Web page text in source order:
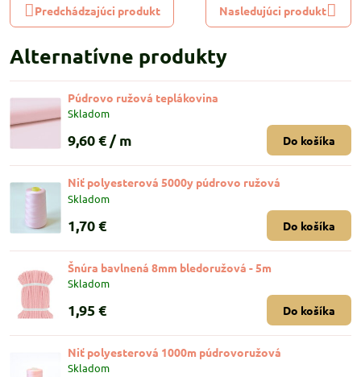
Predchádzajúci produkt Nasledujúci produkt
Alternatívne produkty
Púdrovo ružová teplákovina
Skladom
9,60 € / m Do košíka
Niť polyesterová 5000y púdrovo ružová
Skladom
1,70 € Do košíka
Šnúra bavlnená 8mm bledoružová - 5m
Skladom
1,95 € Do košíka
Niť polyesterová 1000m púdrovoružová
Skladom